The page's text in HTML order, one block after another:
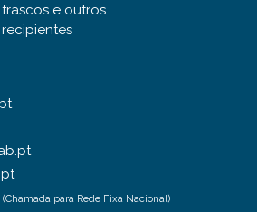
frascos e outros
recipientes
(Chamada para Rede Fixa Nacional)